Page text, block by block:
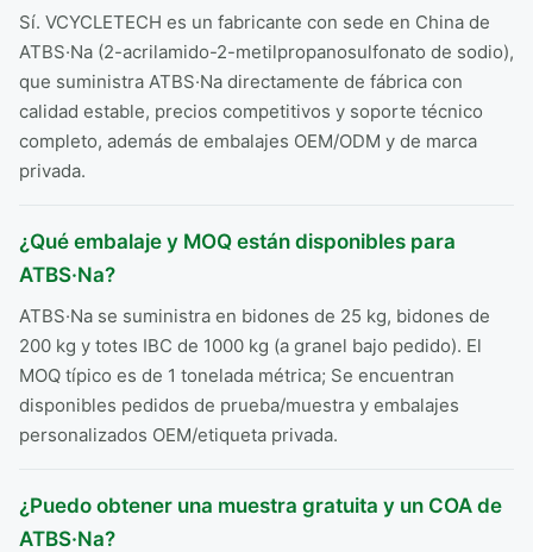
Sí. VCYCLETECH es un fabricante con sede en China de
ATBS·Na (2-acrilamido-2-metilpropanosulfonato de sodio),
que suministra ATBS·Na directamente de fábrica con
calidad estable, precios competitivos y soporte técnico
completo, además de embalajes OEM/ODM y de marca
privada.
¿Qué embalaje y MOQ están disponibles para
ATBS·Na?
ATBS·Na se suministra en bidones de 25 kg, bidones de
200 kg y totes IBC de 1000 kg (a granel bajo pedido). El
MOQ típico es de 1 tonelada métrica; Se encuentran
disponibles pedidos de prueba/muestra y embalajes
personalizados OEM/etiqueta privada.
¿Puedo obtener una muestra gratuita y un COA de
ATBS·Na?